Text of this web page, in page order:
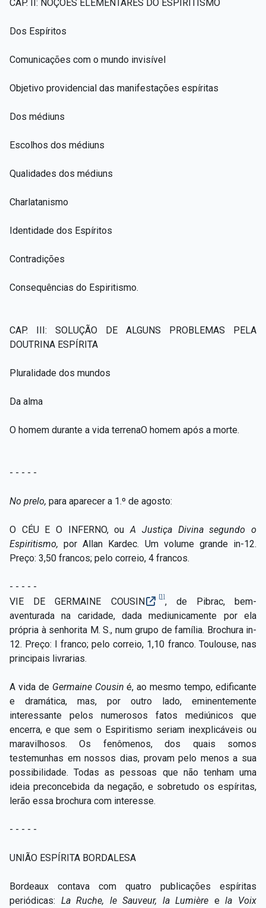
CAP. II: NOÇÕES ELEMENTARES DO ESPIRITISMO
Dos Espíritos
Comunicações com o mundo invisível
Objetivo providencial das manifestações espíritas
Dos médiuns
Escolhos dos médiuns
Qualidades dos médiuns
Charlatanismo
Identidade dos Espíritos
Contradições
Consequências do Espiritismo.
CAP. III: SOLUÇÃO DE ALGUNS PROBLEMAS PELA
DOUTRINA ESPÍRITA
Pluralidade dos mundos
Da alma
O homem durante a vida terrenaO homem após a morte.
- - - - -
No prelo, para aparecer a 1.º de agosto:
O CÉU E O INFERNO, ouA Justiça Divina segundo o
Espiritismo,por Allan Kardec. Um volume grande in-12.
Preço: 3,50 francos; pelo correio, 4 francos.
- - - - -
VIE DE GERMAINE COUSIN
[1], de Pibrac, bem-
aventurada na caridade, dada mediunicamente por ela
própria à senhorita M. S., num grupo de família. Brochura in-
12. Preço: l franco; pelo correio, 1,10 franco. Toulouse, nas
principais livrarias.
A vida deGermaine Cousiné, ao mesmo tempo, edificante
e dramática, mas, por outro lado, eminentemente
interessante pelos numerosos fatos mediúnicos que
encerra, e que sem o Espiritismo seriam inexplicáveis ou
maravilhosos. Os fenômenos, dos quais somos
testemunhas em nossos dias, provam pelo menos a sua
possibilidade. Todas as pessoas que não tenham uma
ideia preconcebida da negação, e sobretudo os espíritas,
lerão essa brochura com interesse.
- - - - -
UNIÃO ESPÍRITA BORDALESA
Bordeaux contava com quatro publicações espíritas
periódicas: La Ruche, le Sauveur, la Lumière ela Voix